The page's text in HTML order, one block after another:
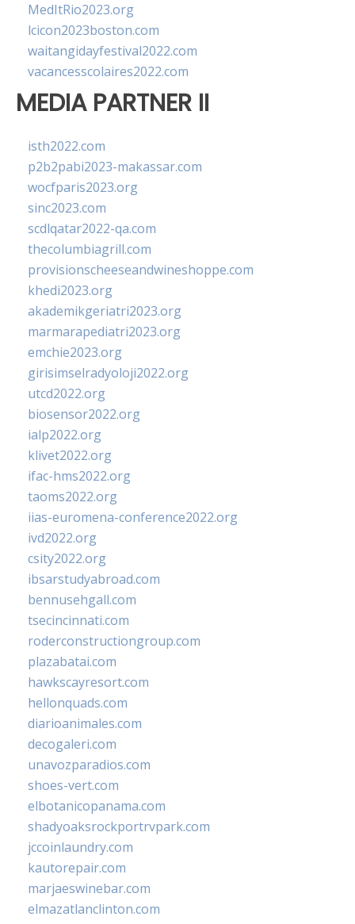
MedItRio2023.org
lcicon2023boston.com
waitangidayfestival2022.com
vacancesscolaires2022.com
MEDIA PARTNER II
isth2022.com
p2b2pabi2023-makassar.com
wocfparis2023.org
sinc2023.com
scdlqatar2022-qa.com
thecolumbiagrill.com
provisionscheeseandwineshoppe.com
khedi2023.org
akademikgeriatri2023.org
marmarapediatri2023.org
emchie2023.org
girisimselradyoloji2022.org
utcd2022.org
biosensor2022.org
ialp2022.org
klivet2022.org
ifac-hms2022.org
taoms2022.org
iias-euromena-conference2022.org
ivd2022.org
csity2022.org
ibsarstudyabroad.com
bennusehgall.com
tsecincinnati.com
roderconstructiongroup.com
plazabatai.com
hawkscayresort.com
hellonquads.com
diarioanimales.com
decogaleri.com
unavozparadios.com
shoes-vert.com
elbotanicopanama.com
shadyoaksrockportrvpark.com
jccoinlaundry.com
kautorepair.com
marjaeswinebar.com
elmazatlanclinton.com